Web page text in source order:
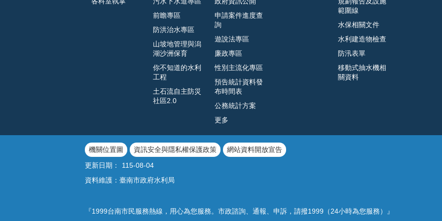
前瞻專區
防洪治水專區
山坡地管理與潟
湖沙洲保育
你不知道的水利
工程
土石流自主防災
社區2.0
申請案件進度查
詢
遊說法專區
廉政專區
性別主流化專區
預告統計資料發
布時間表
公務統計方案
更多
範圍線
水保相關文件
水利建造物檢查
防汛表單
移動式抽水機相
關資料
機關位置圖 資訊安全與隱私權保護政策
網站資料開放宣告
更新日期：
115-08-04
資料維護：臺南市政府水利局
『1999台南市民服務熱線，用心為您服務。市政諮詢、通報、申訴，請撥1999（24小時為您服務）』